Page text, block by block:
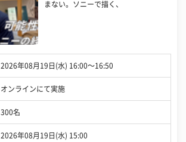
まない。ソニーで描く、
2026年08月19日(水) 16:00〜16:50
オンラインにて実施
300名
2026年08月19日(水) 15:00